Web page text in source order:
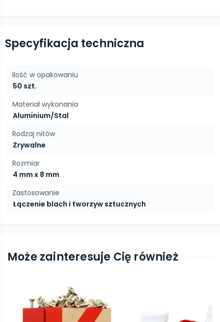
Specyfikacja techniczna
Ilość w opakowaniu
50 szt.
Materiał wykonania
Aluminium/Stal
Rodzaj nitów
Zrywalne
Rozmiar
4 mm x 8 mm
Zastosowanie
Łączenie blach i tworzyw sztucznych
Może zainteresuje Cię również